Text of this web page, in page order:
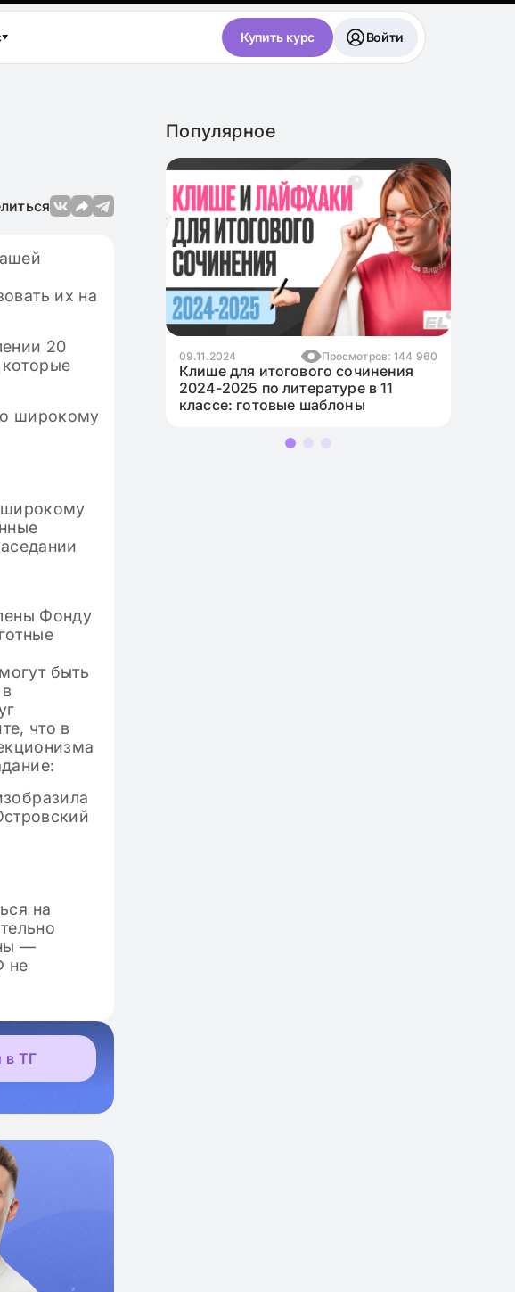
Купить курс Войти
их на
20
широкому
Фонду
быть
что в
на
—
не
в ТГ
Популярное
09.11.2024 Просмотров: 144 960
Клише для итогового сочинения
2024-2025 по литературе в 11
классе: готовые шаблоны